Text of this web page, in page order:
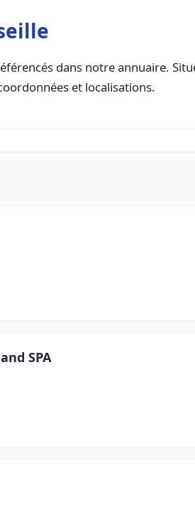
dans notre annuaire.
et localisations.
SPA